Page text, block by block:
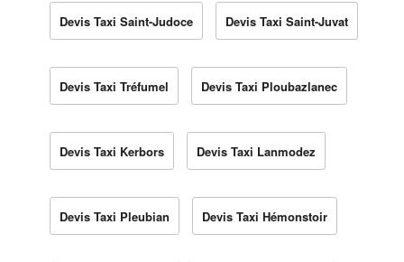
Devis Taxi Saint-Judoce Devis Taxi Saint-Juvat
Devis Taxi Tréfumel Devis Taxi Ploubazlanec
Devis Taxi Kerbors Devis Taxi Lanmodez
Devis Taxi Pleubian Devis Taxi Hémonstoir